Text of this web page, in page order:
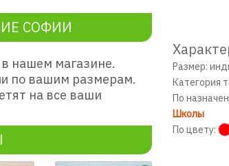
СОФИИ
нашем магазине.
по вашим размерам.
на все ваши
Размер:
Категория
По
Школы
По цвету: